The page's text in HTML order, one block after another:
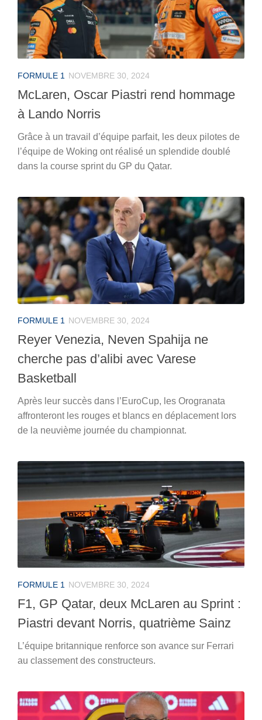
FORMULE 1 NOVEMBRE 30, 2024
McLaren, Oscar Piastri rend hommage
à Lando Norris
Grâce à un travail d’équipe parfait, les deux pilotes de
l’équipe de Woking ont réalisé un splendide doublé
dans la course sprint du GP du Qatar.
FORMULE 1 NOVEMBRE 30, 2024
Reyer Venezia, Neven Spahija ne
cherche pas d’alibi avec Varese
Basketball
Après leur succès dans l’EuroCup, les Orogranata
affronteront les rouges et blancs en déplacement lors
de la neuvième journée du championnat.
FORMULE 1 NOVEMBRE 30, 2024
F1, GP Qatar, deux McLaren au Sprint :
Piastri devant Norris, quatrième Sainz
L’équipe britannique renforce son avance sur Ferrari
au classement des constructeurs.